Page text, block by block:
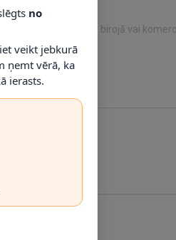
risinājumu mājās, birojā vai
no
veikt jebkurā
ņemt vērā, ka
ierasts.